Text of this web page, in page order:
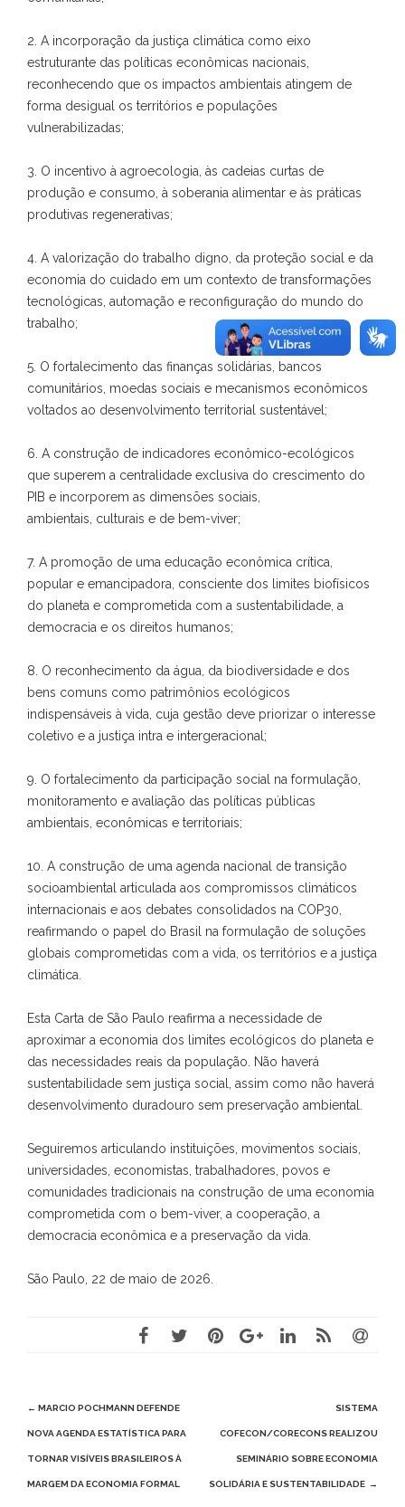
2. A incorporação da justiça climática como eixo
estruturante das políticas econômicas nacionais,
reconhecendo que os impactos ambientais atingem de
forma desigual os territórios e populações
vulnerabilizadas;
3. O incentivo à agroecologia, às cadeias curtas de
produção e consumo, à soberania alimentar e às práticas
produtivas regenerativas;
4. A valorização do trabalho digno, da proteção social e da
economia do cuidado em um contexto de transformações
tecnológicas, automação e reconfiguração do mundo do
trabalho;
5. O fortalecimento das finanças solidárias, bancos
comunitários, moedas sociais e mecanismos econômicos
voltados ao desenvolvimento territorial sustentável;
6. A construção de indicadores econômico-ecológicos
que superem a centralidade exclusiva do crescimento do
PIB e incorporem as dimensões sociais,
ambientais, culturais e de bem-viver;
7. A promoção de uma educação econômica crítica,
popular e emancipadora, consciente dos limites biofísicos
do planeta e comprometida com a sustentabilidade, a
democracia e os direitos humanos;
8. O reconhecimento da água, da biodiversidade e dos
bens comuns como patrimônios ecológicos
indispensáveis à vida, cuja gestão deve priorizar o interesse
coletivo e a justiça intra e intergeracional;
9. O fortalecimento da participação social na formulação,
monitoramento e avaliação das políticas públicas
ambientais, econômicas e territoriais;
10. A construção de uma agenda nacional de transição
socioambiental articulada aos compromissos climáticos
internacionais e aos debates consolidados na COP30,
reafirmando o papel do Brasil na formulação de soluções
globais comprometidas com a vida, os territórios e a justiça
climática.
Esta Carta de São Paulo reafirma a necessidade de
aproximar a economia dos limites ecológicos do planeta e
das necessidades reais da população. Não haverá
sustentabilidade sem justiça social, assim como não haverá
desenvolvimento duradouro sem preservação ambiental.
Seguiremos articulando instituições, movimentos sociais,
universidades, economistas, trabalhadores, povos e
comunidades tradicionais na construção de uma economia
comprometida com o bem-viver, a cooperação, a
democracia econômica e a preservação da vida.
São Paulo, 22 de maio de 2026.
Post
navigation
← MARCIO POCHMANN DEFENDE
NOVA AGENDA ESTATÍSTICA PARA
TORNAR VISÍVEIS BRASILEIROS À
MARGEM DA ECONOMIA FORMAL
SISTEMA
COFECON/CORECONS REALIZOU
SEMINÁRIO SOBRE ECONOMIA
SOLIDÁRIA E SUSTENTABILIDADE →